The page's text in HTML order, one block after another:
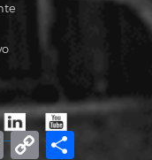
Email Copy
Link